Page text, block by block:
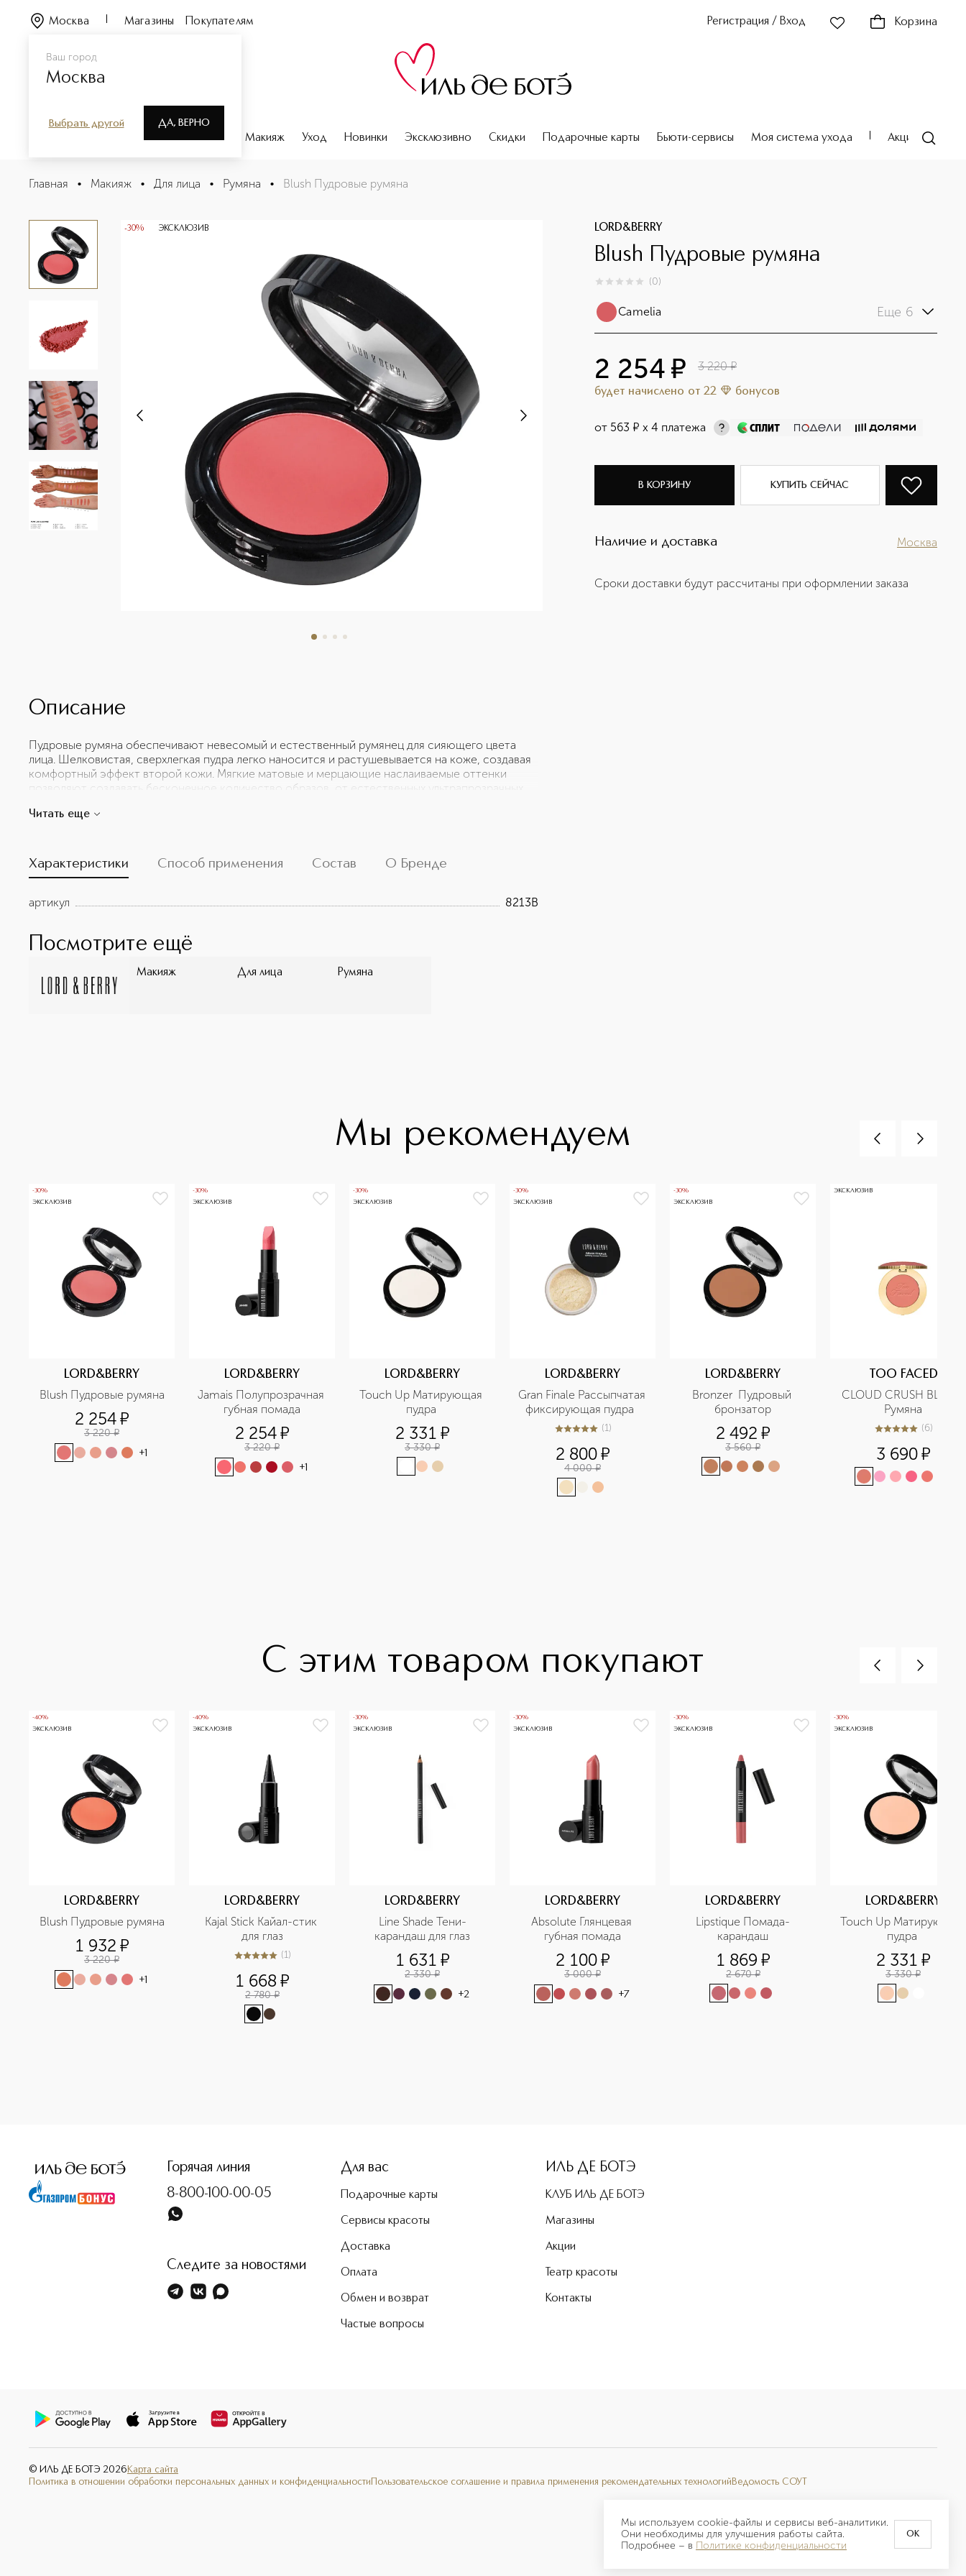
Мы используем cookie-файлы и сервисы веб-аналитики.
Они необходимы для улучшения работы сайта.
Подробнее – в Политике конфиденциальности
OK
Ваш город
Москва
Выбрать другой ДА, ВЕРНО
Москва Магазины Покупателям Регистрация / Вход Корзина
Парфюмерия Макияж Уход Новинки Эксклюзивно Скидки Подарочные карты Бьюти-сервисы Моя система ухода Акции
Blush Пудровые румяна
Описание
Главная • Макияж • Для лица • Румяна • Blush Пудровые румяна
-30% ЭКСКЛЮЗИВ LORD&BERRY
Blush Пудровые румяна
0из 0 (0)
Camelia Еще 6
2 254 ¤ 3 220 ¤
будет начислено от 22 бонусов
от 563 ¤ х 4 платежа
В КОРЗИНУ КУПИТЬ СЕЙЧАС
Наличие и доставка Москва
Сроки доставки будут рассчитаны при оформлении заказа
Описание
Пудровые румяна обеспечивают невесомый и естественный румянец для сияющего цвета
лица. Шелковистая, сверхлегкая пудра легко наносится и растушевывается на коже, создавая
комфортный эффект второй кожи. Мягкие матовые и мерцающие наслаиваемые оттенки
позволяют создавать бесконечное количество образов, от естественных ультрапрозрачных
интенсивные и стойкие. Доступны в широком диапазоне цветов для всех тонов кожи.
Читать еще
Характеристики Способ применения Состав О Бренде
артикул 8213B
Посмотрите ещё
Макияж Для лица Румяна
Мы рекомендуем
-30%
ЭКСКЛЮЗИВ
LORD&BERRY
Blush Пудровые румяна
2 254¤
3 220 ¤
+1
-30%
ЭКСКЛЮЗИВ
LORD&BERRY
Jamais Полупрозрачная
губная помада
2 254¤
3 220 ¤
+1
-30%
ЭКСКЛЮЗИВ
LORD&BERRY
Touch Up Матирующая
2 331 ¤
3 330 ¤
-30%
ЭКСКЛЮЗИВ
LORD&BERRY
Gran Finale Рассыпчатая
5из 51 (1)
2 800¤
4 000 ¤
-30%
ЭКСКЛЮЗИВ
LORD&BERRY
Bronzer  Пудровый
бронзатор
2 492 ¤
3 560 ¤
ЭКСКЛЮЗИВ
TOO FACED
CLOUD CRUSH BLUSH
Румяна
5из 56 (6)
3 690¤
С этим товаром покупают
-40%
ЭКСКЛЮЗИВ
LORD&BERRY
Blush Пудровые румяна
1 932 ¤
3 220 ¤
+1
-40%
ЭКСКЛЮЗИВ
LORD&BERRY
Kajal Stick Кайал-стик
для глаз
5из 51 (1)
1 668 ¤
2 780 ¤
-30%
ЭКСКЛЮЗИВ
LORD&BERRY
Line Shade Тени-
карандаш для глаз
1 631 ¤
2 330 ¤
+2
-30%
ЭКСКЛЮЗИВ
LORD&BERRY
Absolute Глянцевая
губная помада
2 100¤
3 000 ¤
+7
-30%
ЭКСКЛЮЗИВ
LORD&BERRY
Lipstique Помада-
карандаш
1 869 ¤
2 670 ¤
-30%
ЭКСКЛЮЗИВ
LORD&BERRY
Touch Up Матирующая
2 331 ¤
3 330 ¤
Горячая линия
8-800-100-00-05
Следите за новостями
Для вас
Подарочные карты
Сервисы красоты
Доставка
Оплата
Обмен и возврат
Частые вопросы
ИЛЬ ДЕ БОТЭ
КЛУБ ИЛЬ ДЕ БОТЭ
Магазины
Акции
Театр красоты
Контакты
© ИЛЬ ДЕ БОТЭ 2026 Карта сайта
Политика в отношении обработки персональных данных и конфиденциальности Пользовательское соглашение и правила применения рекомендательных технологий Ведомость СОУТ